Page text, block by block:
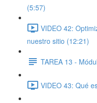
(5:57)
VIDEO 42:
nuestro sitio (12:21)
TAREA 13 -
VIDEO 43: Qué